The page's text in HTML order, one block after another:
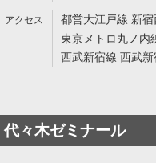
都営大江戸線 新
東京メトロ丸ノ内
西武新宿線 西武
代々木ゼミナール